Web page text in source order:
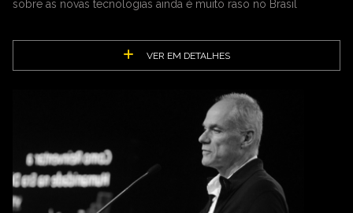
sobre as novas tecnologias ainda é muito raso no Brasil
VER EM DETALHES